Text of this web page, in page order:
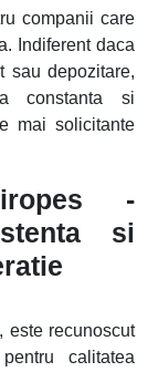
companii care
Indiferent daca
sau depozitare,
constanta si
mai solicitante
-
si
este recunoscut
calitatea